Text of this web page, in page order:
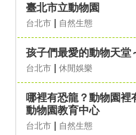
臺北市立動物園
台北市 自然生態
孩子們最愛的動物天堂
台北市 休閒娛樂
哪裡有恐龍？動物園裡
動物園教育中心
台北市 自然生態